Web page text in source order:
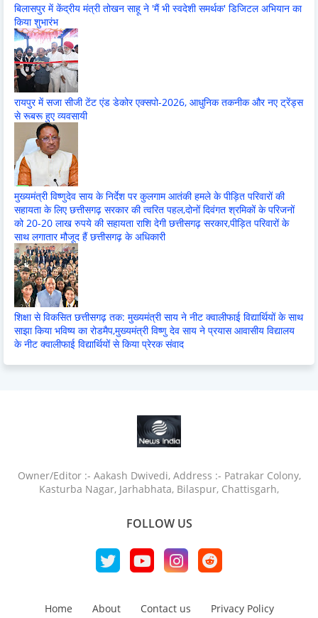
बिलासपुर में केंद्रीय मंत्री तोखन साहू ने 'मैं भी स्वदेशी समर्थक' डिजिटल अभियान का
किया शुभारंभ
रायपुर में सजा सीजी टेंट एंड डेकोर एक्सपो-2026, आधुनिक तकनीक और नए ट्रेंड्स
से रूबरू हुए व्यवसायी
मुख्यमंत्री विष्णुदेव साय के निर्देश पर कुलगाम आतंकी हमले के पीड़ित परिवारों की
सहायता के लिए छत्तीसगढ़ सरकार की त्वरित पहल,दोनों दिवंगत श्रमिकों के परिजनों
को 20-20 लाख रुपये की सहायता राशि देगी छत्तीसगढ़ सरकार,पीड़ित परिवारों के
साथ लगातार मौजूद हैं छत्तीसगढ़ के अधिकारी
शिक्षा से विकसित छत्तीसगढ़ तक: मुख्यमंत्री साय ने नीट क्वालीफाई विद्यार्थियों के साथ
साझा किया भविष्य का रोडमैप,मुख्यमंत्री विष्णु देव साय ने प्रयास आवासीय विद्यालय
के नीट क्वालीफाई विद्यार्थियों से किया प्रेरक संवाद
Owner/Editor :- Aakash Dwivedi, Address :- Patrakar Colony,
Kasturba Nagar, Jarhabhata, Bilaspur, Chattisgarh,
FOLLOW US
Home About Contact us
Privacy Policy